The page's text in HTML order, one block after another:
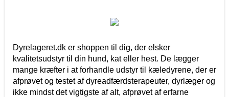
Dyrelageret.dk er shoppen til dig, der elsker
kvalitetsudstyr til din hund, kat eller hest. De lægger
mange kræfter i at forhandle udstyr til kæledyrene, der er
afprøvet og testet af dyreadfærdsterapeuter, dyrlæger og
ikke mindst det vigtigste af alt, afprøvet af erfarne